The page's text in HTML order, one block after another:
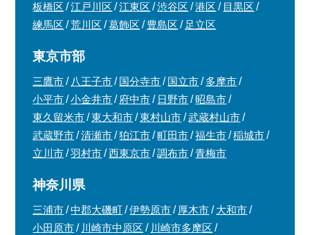
板橋区
江戸川区 江東区 渋谷区 港区
目黒区
練馬区
荒川区 葛飾区 豊島区 足立区
東京市部
三鷹市 八王子市 国分寺市 国立市
多摩市
小平市
小金井市 府中市 日野市
昭島市
東久留米市
東大和市 東村山市
武蔵村山市
武蔵野市
清瀬市 狛江市 町田市 福生市
稲城市
立川市
羽村市 西東京市 調布市 青梅市
神奈川県
三浦市 中郡大磯町 伊勢原市 厚木市
大和市
小田原市
川崎市中原区
川崎市多摩区